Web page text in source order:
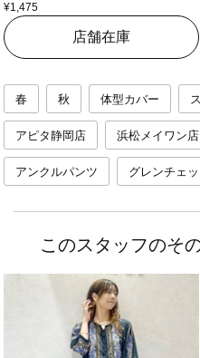
¥1,475
店舗在庫
春 秋 体型カバー
アピタ静岡店 浜松メイワン店
アンクルパンツ グレンチェッ
このスタッフのそ